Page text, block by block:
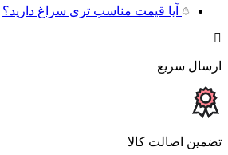
آیا قیمت مناسب تری سراغ دارید؟
ارسال سریع
تضمین اصالت کالا